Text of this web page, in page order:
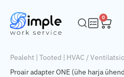
0
Pealeht | Tooted | HVAC /
Proair adapter ONE (ühe harja